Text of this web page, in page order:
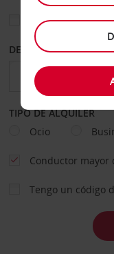
Elegir otra
DESDE
TIPO DE ALQUILER
Ocio
Conductor mayor
Tengo un código